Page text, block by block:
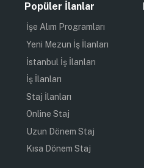
Popüler İlanlar
İşe Alım Programları
Yeni Mezun İş İlanları
İstanbul İş İlanları
İş İlanları
Staj İlanları
Online Staj
Uzun Dönem Staj
Kısa Dönem Staj